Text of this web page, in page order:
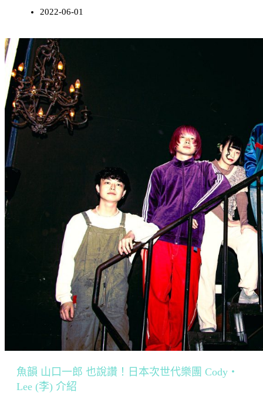
2022-06-01
魚韻 山口一郎 也說讚！日本次世代樂團 Cody・
Lee (李) 介紹